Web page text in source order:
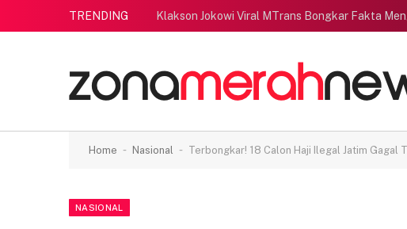
TRENDING Klakson Jokowi Viral MTrans Bongkar Fakta
Home - Nasional - Terbongkar! 18 Calon Haji Ilegal Jatim Gagal
NASIONAL